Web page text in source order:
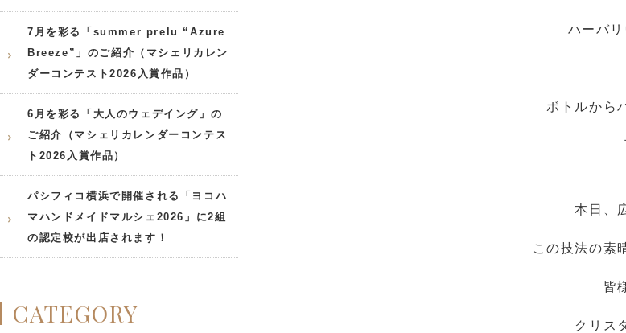
ハーバ
ボトルから
本日、
この技法の素
皆
クリス
7月を彩る「summer prelu “Azure
Breeze”」のご紹介（マシェリカレン
ダーコンテスト2026入賞作品）
6月を彩る「大人のウェデイング」の
ご紹介（マシェリカレンダーコンテス
ト2026入賞作品）
パシフィコ横浜で開催される「ヨコハ
マハンドメイドマルシェ2026」に2組
の認定校が出店されます！
CATEGORY